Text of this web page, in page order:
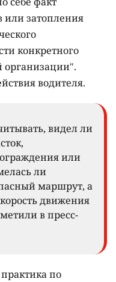
или затопления
конкретного
организации".
водителя.
видел ли
или
ли
маршрут, а
движения
в пресс-
по